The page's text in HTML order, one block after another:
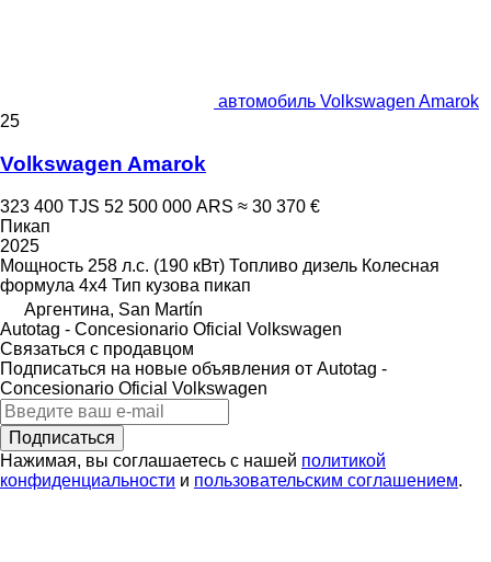
автомобиль Volkswagen Amarok
25
Volkswagen Amarok
323 400 TJS 52 500 000 ARS ≈ 30 370 €
Пикап
2025
Мощность 258 л.с. (190 кВт) Топливо дизель Колесная
формула 4x4 Тип кузова пикап
Аргентина, San Martín
Autotag - Concesionario Oficial Volkswagen
Связаться с продавцом
Подписаться на новые объявления от Autotag -
Concesionario Oficial Volkswagen
Подписаться
Нажимая, вы соглашаетесь с нашей политикой
конфиденциальности и пользовательским соглашением.